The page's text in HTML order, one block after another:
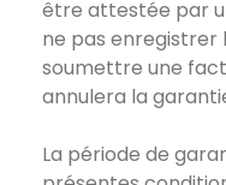
être attestée par
ne pas enregistrer
soumettre une
annulera la
La période de